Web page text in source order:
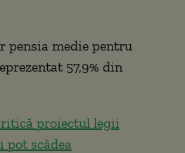
pensia medie pentru
57,9% din
proiectul legii
pot scădea